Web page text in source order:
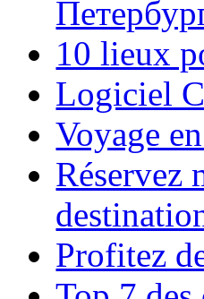
10 lieux
Logiciel
Voyage
Réservez
Profitez